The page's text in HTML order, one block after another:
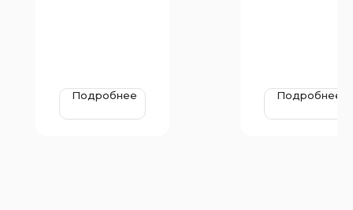
Подробнее Подробнее